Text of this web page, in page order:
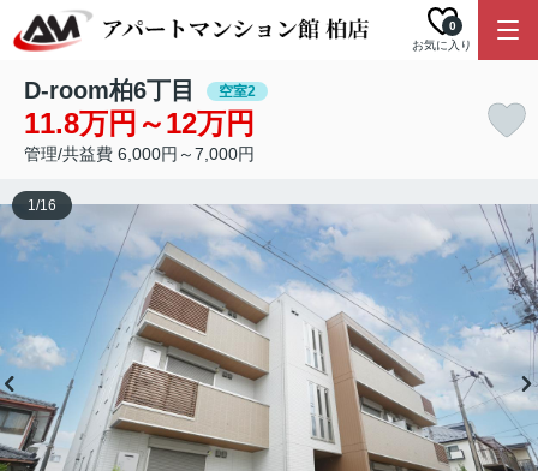
お気に入り
0
D-room柏6丁目 空室2
11.8万円～12万円
管理/共益費 6,000円～7,000円
1/16